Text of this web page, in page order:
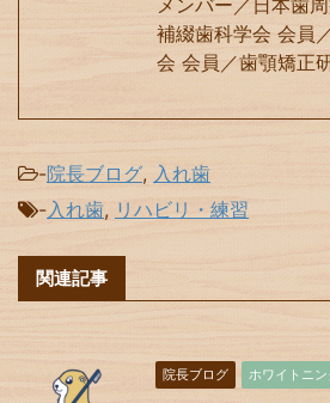
補綴歯科学会 会員
会 会員／歯顎矯正
-院長ブログ, 入れ歯
-入れ歯, リハビリ・練習
関連記事
院長ブログ ホワイトニ